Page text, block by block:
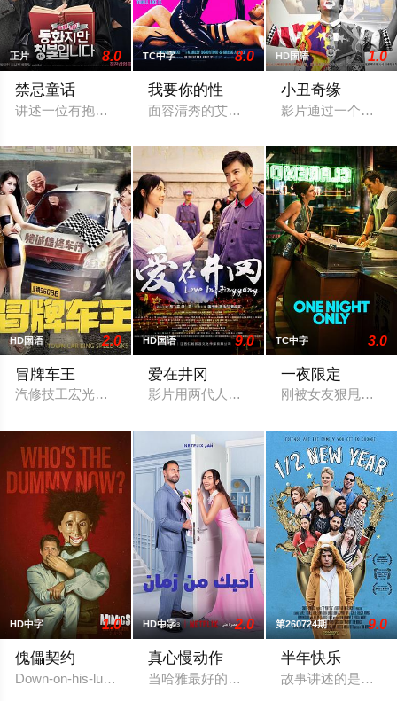
正片 8.0
禁忌童话
讲述一位有抱负的公务员兼儿童故事作家（朴智炫 饰演）故事
TC中字 8.0
我要你的性
面容清秀的艾略特（库珀·霍夫曼 Cooper
HD国语 1.0
小丑奇缘
影片通过一个小人
HD国语 2.0
冒牌车王
汽修技工宏光，误将“绝版”零件遗落盲女薛薇薇家中，为了找
HD国语 9.0
爱在井冈
影片用两代人跨越时空的爱情来演绎吉安
TC中字 3.0
一夜限定
刚被女友狠甩的欧
HD中字 1.0
傀儡契约
Down-on-his-luck impressionist Sam Reinhold makes a pact with
HD中字 2.0
真心慢动作
当哈雅最好的朋友贾瓦德订婚时，她长
第260724期 9.0
半年快乐
故事讲述的是一群